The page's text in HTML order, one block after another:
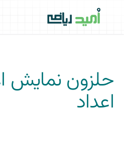
حلزون نمایش
اعداد